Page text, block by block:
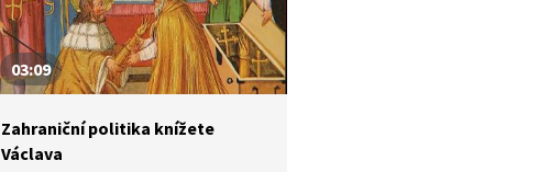
03:09
Zahraniční politika knížete
Václava